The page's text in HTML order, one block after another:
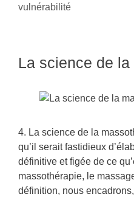
vulnérabilité
La science de
4. La science de la
qu’il serait fastidieux
définitive et figée de ce
massothérapie, le
définition, nous